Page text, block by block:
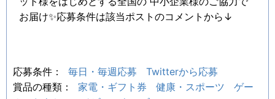
お届け✨応募条件は該当ポストのコメントから↓
応募条件： 毎日・毎週応募
Twitterから応募
賞品の種類：
家電・ギフト券 健康・スポーツ
ゲー